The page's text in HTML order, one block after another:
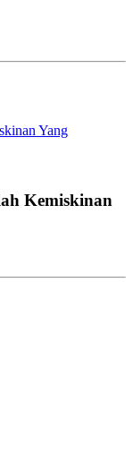
Kemiskinan